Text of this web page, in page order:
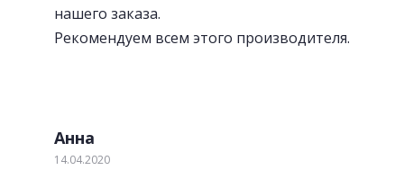
нашего заказа.
Рекомендуем всем этого производителя.
Анна
14.04.2020